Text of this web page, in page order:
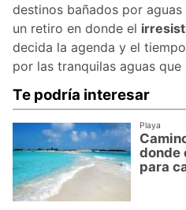
destinos bañados por
un retiro en donde el
decida la agenda y el
por las tranquilas aguas que
Te podría interesar
Playa
donde
para